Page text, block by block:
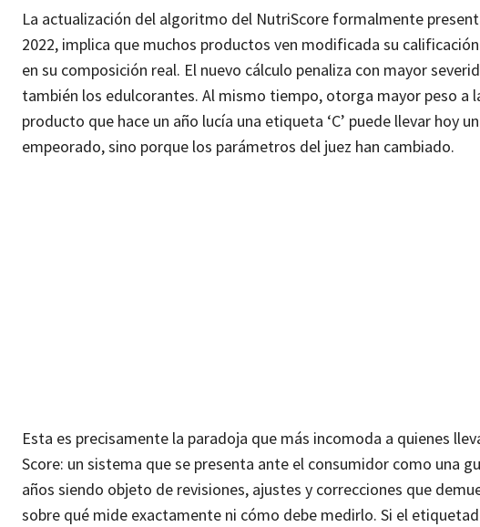
La actualización del algoritmo del NutriScore formalmente
2022, implica que muchos productos ven modificada su
en su composición real. El nuevo cálculo penaliza con mayor
también los edulcorantes. Al mismo tiempo, otorga mayor peso a
producto que hace un año lucía una etiqueta ‘C’ puede llevar hoy
empeorado, sino porque los parámetros del juez han cambiado.
Esta es precisamente la paradoja que más incomoda a quienes
Score: un sistema que se presenta ante el consumidor como una
años siendo objeto de revisiones, ajustes y correcciones que
sobre qué mide exactamente ni cómo debe medirlo. Si el